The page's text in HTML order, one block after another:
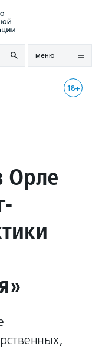
меню
18+
Орле